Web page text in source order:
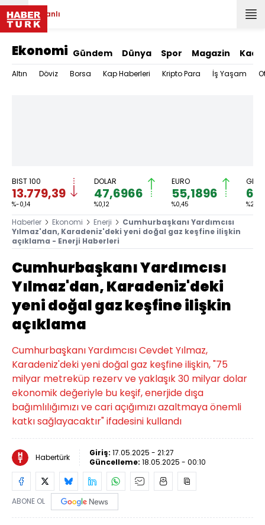
Canlı
Ekonomi Gündem Dünya Spor Magazin
Altın Döviz Borsa Kap Haberleri Kripto Para İş Yaşam
BIST 100
13.779,39
%-0,14
DOLAR
47,6966
%0,12
EURO
55,1896
%0,45 %2,59
Haberler Ekonomi Enerji
Cumhurbaşkanı Yardımcısı
Yılmaz'dan, Karadeniz'deki yeni doğal gaz keşfine ilişkin
açıklama - Enerji Haberleri
Cumhurbaşkanı Yardımcısı
Yılmaz'dan, Karadeniz'deki
yeni doğal gaz keşfine ilişkin
açıklama
Cumhurbaşkanı Yardımcısı Cevdet Yılmaz,
Karadeniz'deki yeni doğal gaz keşfine ilişkin, "75
milyar metreküp rezerv ve yaklaşık 30 milyar dolar
ekonomik değeriyle bu keşif, enerjide dışa
bağımlılığımızı ve cari açığımızı azaltmaya önemli
katkı sağlayacaktır" ifadesini kullandı
Habertürk Giriş: 17.05.2025 - 21:27
Güncelleme: 18.05.2025 - 00:10
ABONE OL